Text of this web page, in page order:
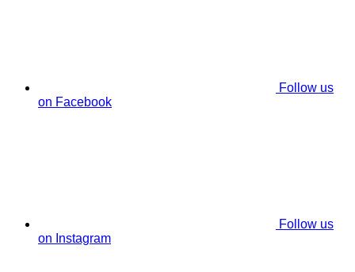
Follow us
on Facebook
Follow us
on Instagram